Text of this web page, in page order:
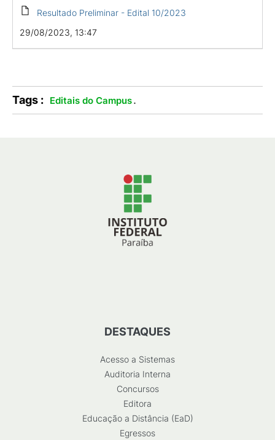
Resultado Preliminar - Edital 10/2023
29/08/2023, 13:47
Tags : Editais do Campus.
DESTAQUES
Acesso a Sistemas
Auditoria Interna
Concursos
Editora
Educação a Distância (EaD)
Egressos